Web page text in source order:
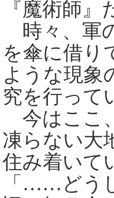
『魔術師』
時々、軍
を傘に借り
ような現象
究を行って
今はここ
凍らない大
住み着いて
「……どう